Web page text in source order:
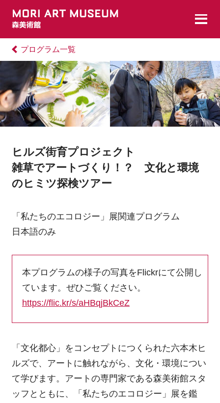
プログラム一覧
ヒルズ街育プロジェクト
雑草でアートづくり！？ 文化と環境
のヒミツ探検ツアー
「私たちのエコロジー」展関連プログラム
日本語のみ
本プログラムの様子の写真をFlickrにて公開し
ています。ぜひご覧ください。
https://flic.kr/s/aHBqjBkCeZ
「文化都心」をコンセプトにつくられた六本木ヒ
ルズで、アートに触れながら、文化・環境につい
て学びます。アートの専門家である森美術館スタ
ッフとともに、「私たちのエコロジー」展を鑑